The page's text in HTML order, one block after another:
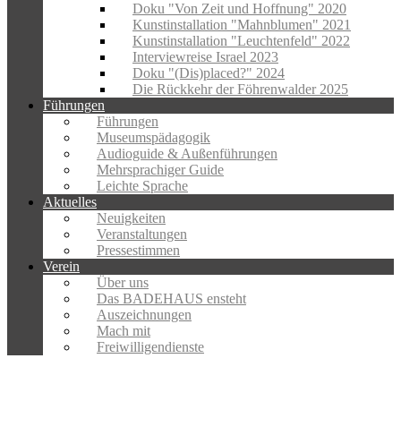
Doku "Von Zeit und Hoffnung" 2020
Kunstinstallation "Mahnblumen" 2021
Kunstinstallation "Leuchtenfeld" 2022
Interviewreise Israel 2023
Doku "(Dis)placed?" 2024
Die Rückkehr der Föhrenwalder 2025
Führungen
Führungen
Museumspädagogik
Audioguide & Außenführungen
Mehrsprachiger Guide
Leichte Sprache
Aktuelles
Neuigkeiten
Veranstaltungen
Pressestimmen
Verein
Über uns
Das BADEHAUS ensteht
Auszeichnungen
Mach mit
Freiwilligendienste